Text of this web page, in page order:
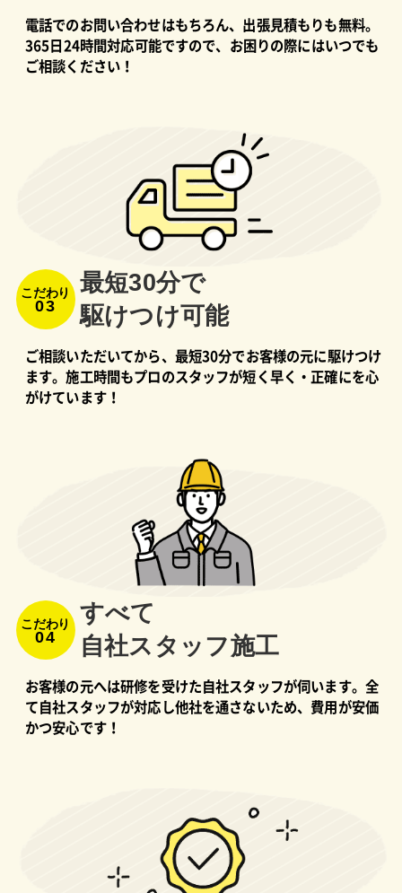
電話でのお問い合わせはもちろん、出張見積もりも無料。
365日24時間対応可能ですので、お困りの際にはいつでも
ご相談ください！
こだわり
03
最短30分で
駆けつけ可能
ご相談いただいてから、最短30分でお客様の元に駆けつけ
ます。施工時間もプロのスタッフが短く早く・正確にを心
がけています！
こだわり
04
すべて
⾃社スタッフ施⼯
お客様の元へは研修を受けた自社スタッフが伺います。全
て自社スタッフが対応し他社を通さないため、費用が安価
かつ安心です！